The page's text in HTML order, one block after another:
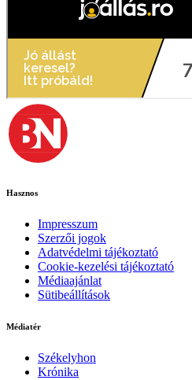
Hasznos
Impresszum
Szerzői jogok
Adatvédelmi tájékoztató
Cookie-kezelési tájékoztató
Médiaajánlat
Sütibeállítások
Médiatér
Székelyhon
Krónika